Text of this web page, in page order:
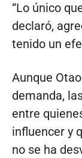
“Lo único
declaró,
tenido un
Aunque
demanda,
entre
influencer y
no se ha